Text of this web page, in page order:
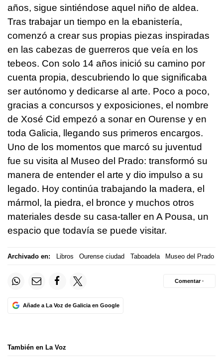
años, sigue sintiéndose aquel niño de aldea.
Tras trabajar un tiempo en la ebanistería,
comenzó a crear sus propias piezas inspiradas
en las cabezas de guerreros que veía en los
tebeos. Con solo 14 años inició su camino por
cuenta propia, descubriendo lo que significaba
ser autónomo y dedicarse al arte. Poco a poco,
gracias a concursos y exposiciones, el nombre
de Xosé Cid empezó a sonar en Ourense y en
toda Galicia, llegando sus primeros encargos.
Uno de los momentos que marcó su juventud
fue su visita al Museo del Prado: transformó su
manera de entender el arte y dio impulso a su
legado. Hoy continúa trabajando la madera, el
mármol, la piedra, el bronce y muchos otros
materiales desde su casa-taller en A Pousa, un
espacio que todavía se puede visitar.
Archivado en: Libros Ourense ciudad Taboadela Museo del Prado
Añade a La Voz de Galicia en Google
Comentar ·
También en La Voz